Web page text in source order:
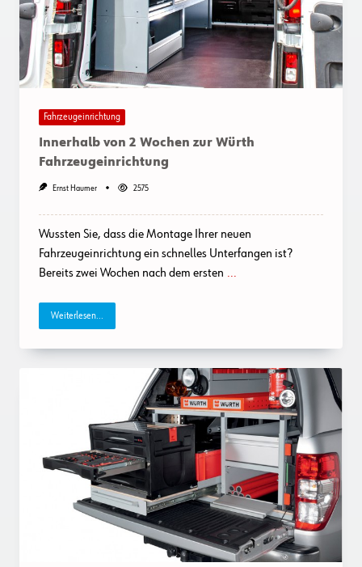
Fahrzeugeinrichtung
Innerhalb von 2 Wochen zur Würth
Fahrzeugeinrichtung
Ernst Haumer 2575
Wussten Sie, dass die Montage Ihrer neuen
Fahrzeugeinrichtung ein schnelles Unterfangen ist?
Bereits zwei Wochen nach dem ersten ...
Weiterlesen...